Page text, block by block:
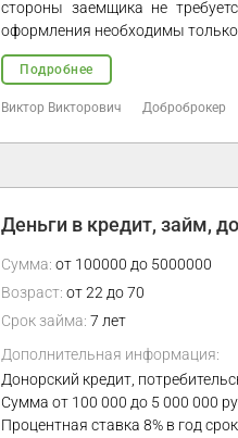
стороны заемщика не
оформления необходимы только
Подробнее
Виктор Викторович Доброброкер
Деньги в кредит, займ,
Сумма: от 100000 до 5000000
Возраст: от 22 до 70
Срок займа: 7 лет
Дополнительная информация:
Донорский кредит,
Сумма от 100 000 до 5 000 000
Процентная ставка 8% в год